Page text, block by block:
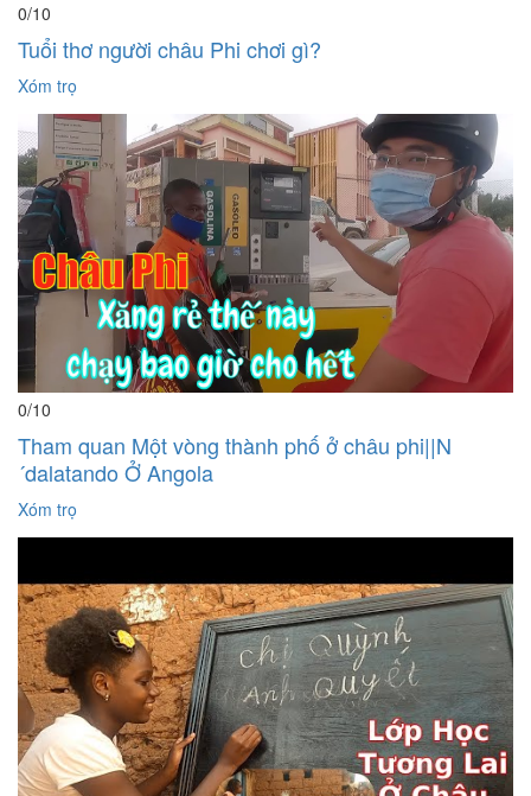
0/10
Tuổi thơ người châu Phi chơi gì?
Xóm trọ
0/10
Tham quan Một vòng thành phố ở châu phi||N
´dalatando Ở Angola
Xóm trọ